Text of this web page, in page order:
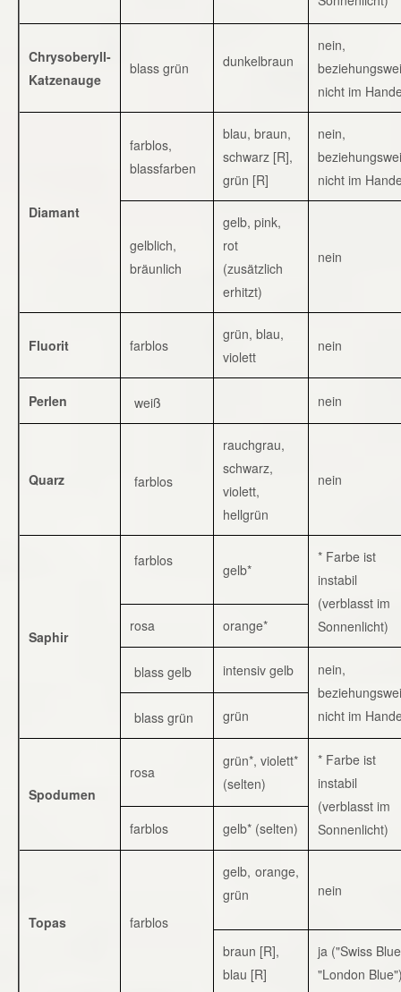
Chrysoberyll-
Katzenauge
blass grün dunkelbraun
nein,
nicht im
Diamant
farblos,
blassfarben
blau, braun,
schwarz [R],
grün [R]
nein,
nicht im
gelblich,
bräunlich
gelb, pink,
rot
(zusätzlich
erhitzt)
nein
Fluorit farblos
grün, blau,
violett
nein
Perlen weiß nein
Quarz farblos
rauchgrau,
schwarz,
violett,
hellgrün
nein
Saphir
farblos
gelb*
* Farbe ist
instabil
(verblasst im
Sonnenlicht)
rosa orange*
blass gelb intensiv gelb
nein,
nicht im
blass grün grün
Spodumen
rosa
grün*, violett*
(selten)
* Farbe ist
instabil
(verblasst im
Sonnenlicht)
farblos gelb* (selten)
Topas farblos
gelb, orange,
grün
nein
braun [R],
blau [R]
ja ("Swiss
"London